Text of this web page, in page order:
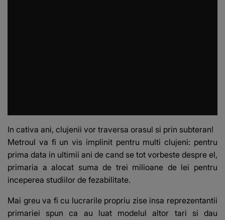
In cativa ani, clujenii vor traversa orasul si prin subteran!
Metroul va fi un vis implinit pentru multi clujeni: pentru
prima data in ultimii ani de cand se tot vorbeste despre el,
primaria a alocat suma de trei milioane de lei pentru
inceperea studiilor de fezabilitate.
Mai greu va fi cu lucrarile propriu zise insa reprezentantii
primariei spun ca au luat modelul altor tari si dau